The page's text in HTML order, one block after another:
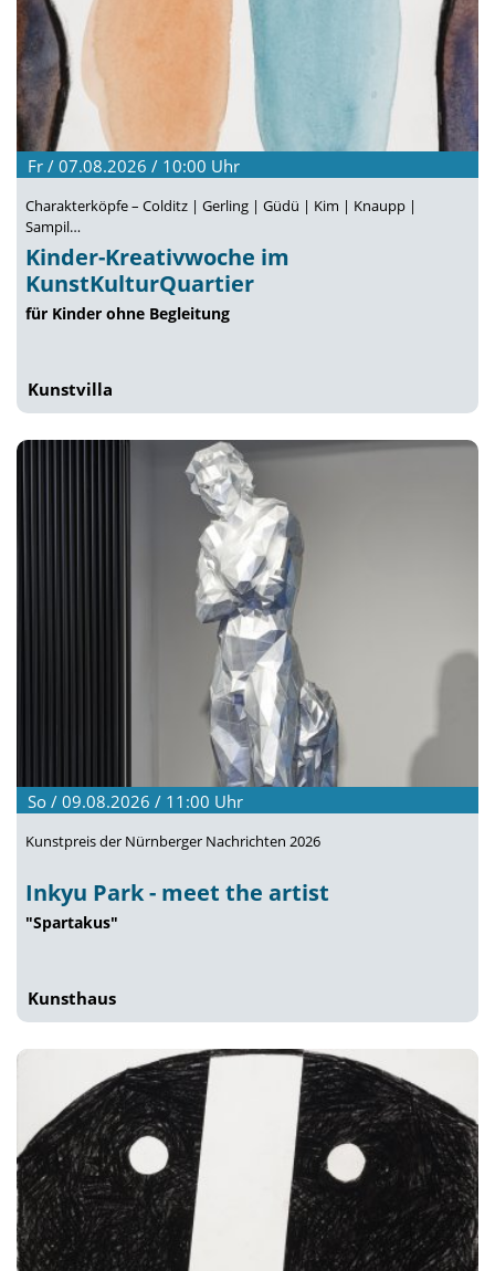
Fr / 07.08.2026 / 10:00 Uhr
Charakterköpfe – Colditz | Gerling | Güdü | Kim | Knaupp |
Sampil…
Kinder-Kreativwoche im
KunstKulturQuartier
für Kinder ohne Begleitung
Kunstvilla
So / 09.08.2026 / 11:00 Uhr
Kunstpreis der Nürnberger Nachrichten 2026
Inkyu Park - meet the artist
"Spartakus"
Kunsthaus